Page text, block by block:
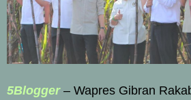
5Blogger– Wapres Gibran